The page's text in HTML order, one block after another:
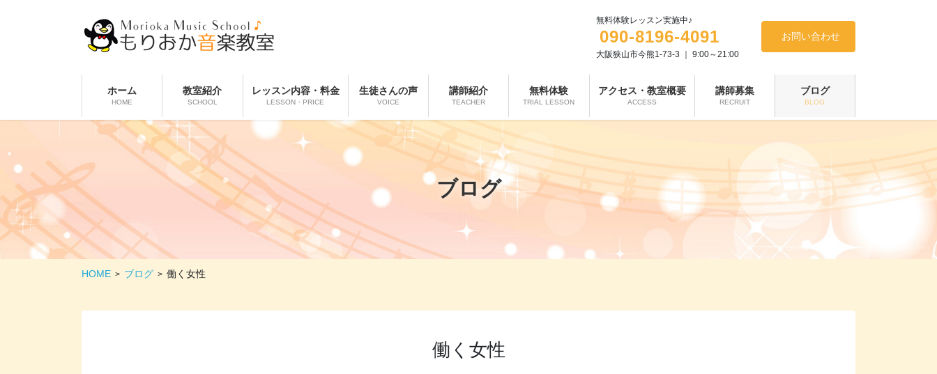
動
無料体験レッスン実施中♪
090-8196-4091
大阪狭山市今熊1-73-3 ｜ 9:00～21:00
お問い合わせ
ホーム
HOME
教室紹介
SCHOOL
レッスン内容・料金
LESSON・PRICE
生徒さんの声
VOICE
講師紹介
TEACHER
無料体験
TRIAL LESSON
アクセス・教室概要
ACCESS
講師募集
RECRUIT
ブログ
BLOG
ブログ
HOME ブログ 働く女性
働く女性